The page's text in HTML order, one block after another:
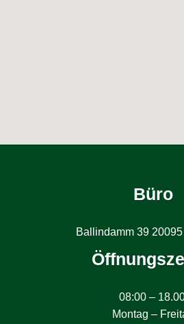
Büro
Ballindamm 39
08:00 –
Montag –